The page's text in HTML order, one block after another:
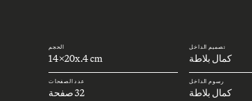
تصميم الداخل
كمال بلاطة
رسوم الداخل
كمال بلاطة
الحجم
14x20x.4 cm
عدد الصفحات
32 صفحة